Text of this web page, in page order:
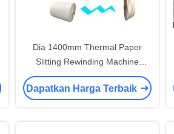
Dia 1400mm Thermal Paper
Slitting Rewinding Machine
3200KG
Dapatkan Harga Terbaik